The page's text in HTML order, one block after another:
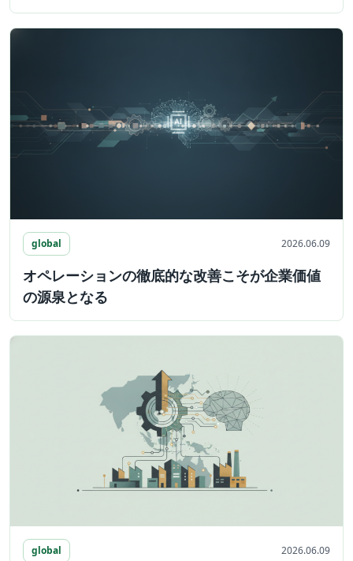
global 2026.06.09
オペレーションの徹底的な改善こそが企業価値
の源泉となる
global 2026.06.09